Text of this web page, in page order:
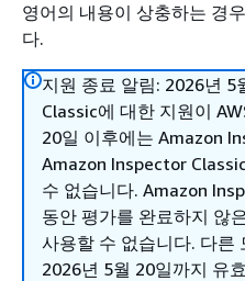
영어의 내용이 상충하는 경
다.
지원 종료 알림: 2026년
Classic에 대한 지원이
20일 이후에는 Amazon
Amazon Inspector
수 없습니다. Amazon
동안 평가를 완료하지 않
사용할 수 없습니다. 다른
2026년 5월 20일까지 유